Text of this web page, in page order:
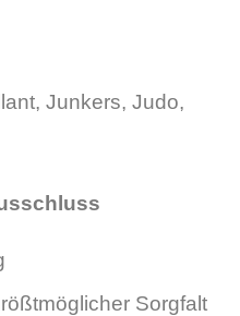
Junkers, Judo,
Sorgfalt